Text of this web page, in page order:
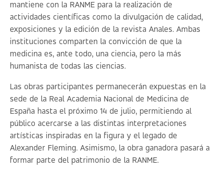
mantiene con la RANME para la realización de
actividades científicas como la divulgación de calidad,
exposiciones y la edición de la revista Anales. Ambas
instituciones comparten la convicción de que la
medicina es, ante todo, una ciencia, pero la más
humanista de todas las ciencias.
Las obras participantes permanecerán expuestas en la
sede de la Real Academia Nacional de Medicina de
España hasta el próximo 14 de julio, permitiendo al
público acercarse a las distintas interpretaciones
artísticas inspiradas en la figura y el legado de
Alexander Fleming. Asimismo, la obra ganadora pasará a
formar parte del patrimonio de la RANME.